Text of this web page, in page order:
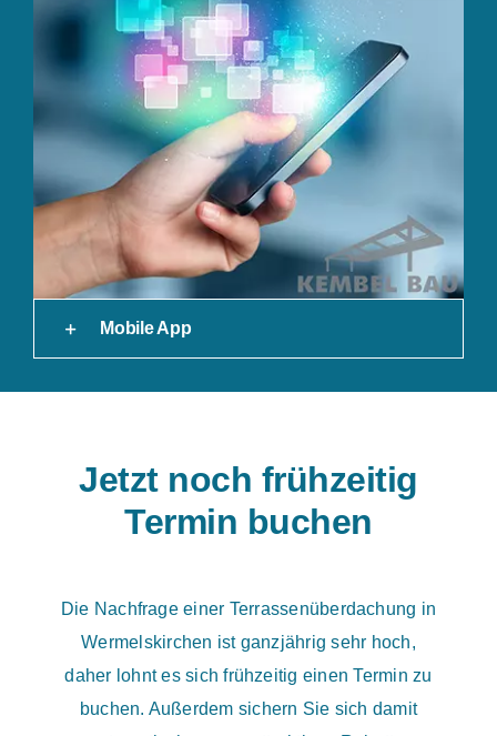
Mobile App
Jetzt noch frühzeitig
Termin buchen
Die Nachfrage einer Terrassenüberdachung in
Wermelskirchen ist ganzjährig sehr hoch,
daher lohnt es sich frühzeitig einen Termin zu
buchen. Außerdem sichern Sie sich damit